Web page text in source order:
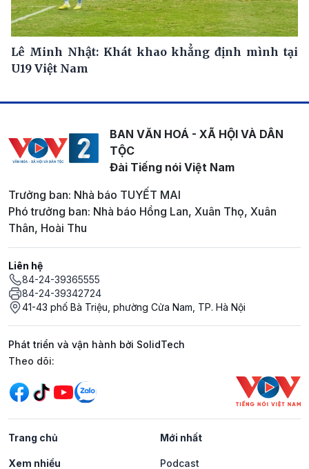
Lê Minh Nhật: Khát khao khẳng định mình tại
U19 Việt Nam
BAN VĂN HOÁ - XÃ HỘI VÀ DÂN
TỘC
Đài Tiếng nói Việt Nam
Trưởng ban: Nhà báo TUYẾT MAI
Phó trưởng ban: Nhà báo Hồng Lan, Xuân Thọ, Xuân
Thân, Hoài Thu
Liên hệ
84-24-39365555
84-24-39342724
41-43 phố Bà Triệu, phường Cửa Nam, TP. Hà Nội
Phát triển và vận hành bởi SolidTech
Mạng xã hội
Theo dõi:
Trang chủ Mới nhất
Xem nhiều Podcast